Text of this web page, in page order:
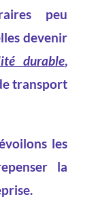
peu
devenir
durable,
transport
les
la